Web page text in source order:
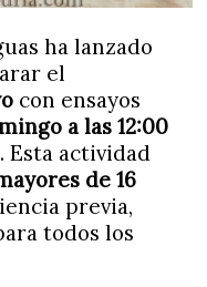
ha lanzado
el
con ensayos
a las 12:00
. Esta actividad
de 16
previa,
todos los